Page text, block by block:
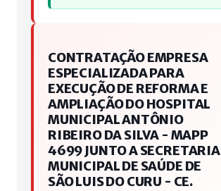
CONTRATAÇÃO EMPRESA
ESPECIALIZADA PARA
EXECUÇÃO DE REFORMA E
AMPLIAÇÃO DO HOSPITAL
MUNICIPAL ANTÔNIO
RIBEIRO DA SILVA - MAPP
4699 JUNTO A SECRETARIA
MUNICIPAL DE SAÚDE DE
SÃO LUIS DO CURU - CE.